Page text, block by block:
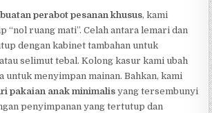
perabot pesanan khusus, kami
“nol ruang mati”. Celah antara lemari dan
dengan kabinet tambahan untuk
selimut tebal. Kolong kasur kami ubah
untuk menyimpan mainan. Bahkan, kami
pakaian anak minimalis yang tersembunyi
penyimpanan yang tertutup dan